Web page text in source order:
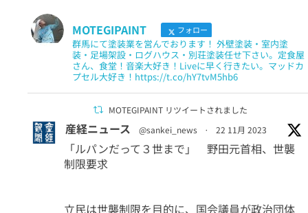
MOTEGIPAINT フォロー
群馬にて塗装業を営んでおります！ 外壁塗装・室内塗
装・足場架設・ログハウス・別荘塗装任せ下さい。定食屋
さん、食堂！音楽大好き！Liveに早く行きたい。マッドカ
プセル大好き！https://t.co/hY7tvM5hb6
MOTEGIPAINT リツイートされました
産経ニュース @sankei_news · 22 11月 2023
「ルパンだって３世まで」 野田元首相、世襲
制限要求
立民は世襲制限を目的に、国会議員が政治団体